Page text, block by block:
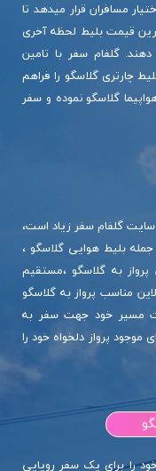
مسافران قرار میدهد تا
قیمت بلیط لحظه آخری
گلفام سفر با تامین
چارتری گلاسگو را فراهم
گلاسگو نموده و سفر
سایت گلفام سفر زیاد است،
بلیط هوایی گلاسگو ،
به گلاسگو ،مستقیم
مناسب پرواز به گلاسگو
مسیر خود جهت سفر به
موجود پرواز دلخواه خود را
را برای یک سفر رویایی